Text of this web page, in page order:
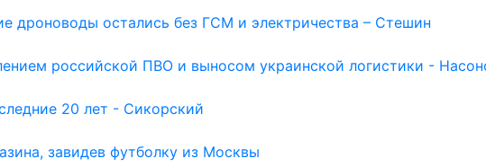
дроноводы остались без ГСМ и электричества – Стешин
российской ПВО и выносом украинской логистики -
20 лет - Сикорский
завидев футболку из Москвы